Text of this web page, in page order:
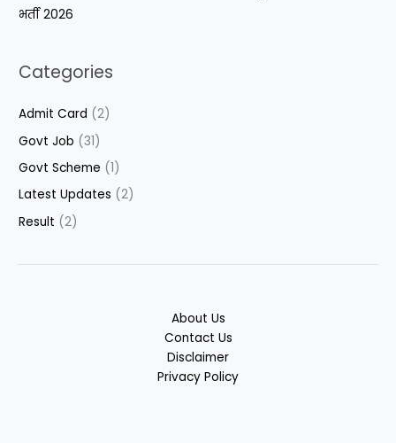
भर्ती 2026
Categories
Admit Card (2)
Govt Job (31)
Govt Scheme (1)
Latest Updates (2)
Result (2)
About Us
Contact Us
Disclaimer
Privacy Policy